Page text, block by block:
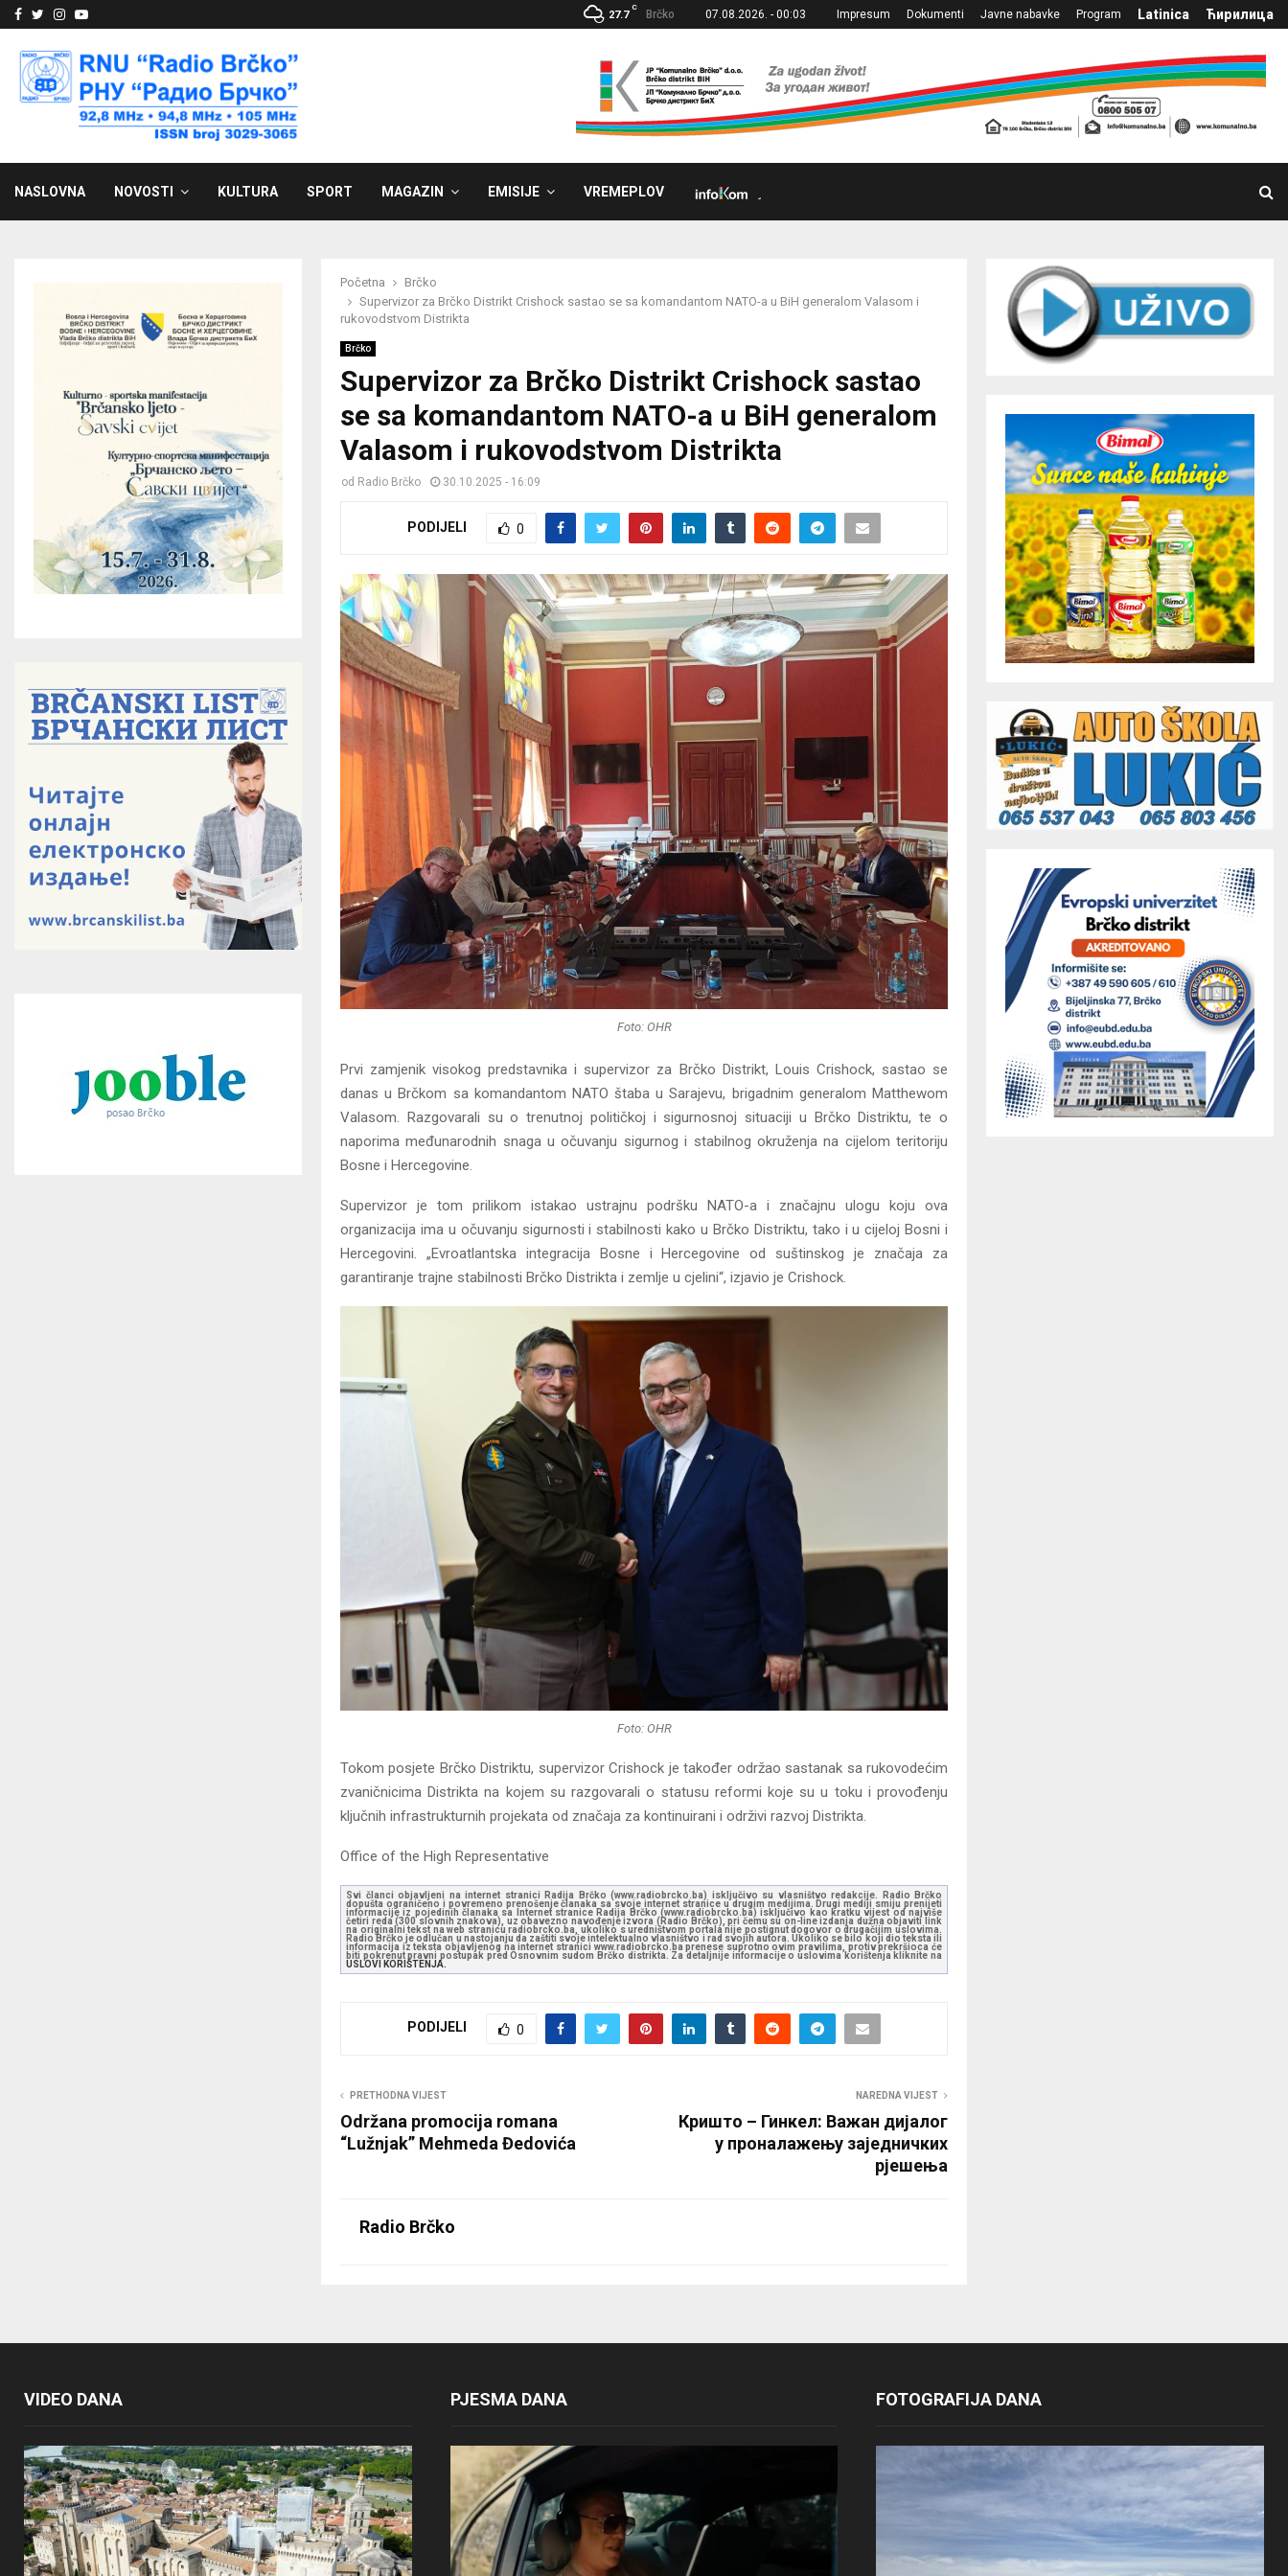
Facebook
Twitter
Instagram
Youtube 27.7
C
Brčko 07.08.2026. - 00:03 Impresum Dokumenti Javne nabavke Program Latinica Ћирилица
NASLOVNA NOVOSTI KULTURA SPORT MAGAZIN EMISIJE VREMEPLOV
Početna
Brčko
Supervizor za Brčko Distrikt Crishock sastao se sa komandantom NATO-a u BiH generalom Valasom i
rukovodstvom Distrikta
Brčko
Supervizor za Brčko Distrikt Crishock sastao
se sa komandantom NATO-a u BiH generalom
Valasom i rukovodstvom Distrikta
od Radio Brčko 30.10.2025 - 16:09
PODIJELI 0
Foto: OHR
Prvi zamjenik visokog predstavnika i supervizor za Brčko Distrikt, Louis Crishock, sastao se
danas u Brčkom sa komandantom NATO štaba u Sarajevu, brigadnim generalom Matthewom
Valasom. Razgovarali su o trenutnoj političkoj i sigurnosnoj situaciji u Brčko Distriktu, te o
naporima međunarodnih snaga u očuvanju sigurnog i stabilnog okruženja na cijelom teritoriju
Bosne i Hercegovine.
Supervizor je tom prilikom istakao ustrajnu podršku NATO-a i značajnu ulogu koju ova
organizacija ima u očuvanju sigurnosti i stabilnosti kako u Brčko Distriktu, tako i u cijeloj Bosni i
Hercegovini. „Evroatlantska integracija Bosne i Hercegovine od suštinskog je značaja za
garantiranje trajne stabilnosti Brčko Distrikta i zemlje u cjelini“, izjavio je Crishock.
Foto: OHR
Tokom posjete Brčko Distriktu, supervizor Crishock je također održao sastanak sa rukovodećim
zvaničnicima Distrikta na kojem su razgovarali o statusu reformi koje su u toku i provođenju
ključnih infrastrukturnih projekata od značaja za kontinuirani i održivi razvoj Distrikta.
Office of the High Representative
Svi članci objavljeni na internet stranici Radija Brčko (www.radiobrcko.ba) isključivo su vlasništvo redakcije. Radio Brčko
dopušta ograničeno i povremeno prenošenje članaka sa svoje internet stranice u drugim medijima. Drugi mediji smiju prenijeti
informacije iz pojedinih članaka sa Internet stranice Radija Brčko (www.radiobrcko.ba) isključivo kao kratku vijest od najviše
četiri reda (300 slovnih znakova), uz obavezno navođenje izvora (Radio Brčko), pri čemu su on-line izdanja dužna objaviti link
na originalni tekst na web stranicu radiobrcko.ba, ukoliko s uredništvom portala nije postignut dogovor o drugačijim uslovima.
Radio Brčko je odlučan u nastojanju da zaštiti svoje intelektualno vlasništvo i rad svojih autora. Ukoliko se bilo koji dio teksta ili
informacija iz teksta objavljenog na internet stranici www.radiobrcko.ba prenese suprotno ovim pravilima, protiv prekršioca će
biti pokrenut pravni postupak pred Osnovnim sudom Brčko distrikta. Za detaljnije informacije o uslovima korištenja kliknite na
USLOVI KORIŠTENJA.
PODIJELI 0
PRETHODNA VIJEST
Održana promocija romana
“Lužnjak” Mehmeda Đedovića
NAREDNA VIJEST
Кришто – Гинкел: Важан дијалог
у проналажењу заједничких
рјешења
Radio Brčko
VIDEO DANA PJESMA DANA FOTOGRAFIJA DANA